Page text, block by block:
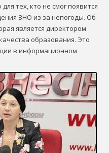
тех, кто не смог появится
ЗНО из за непогоды. Об
является директором
образования. Это
в информационном